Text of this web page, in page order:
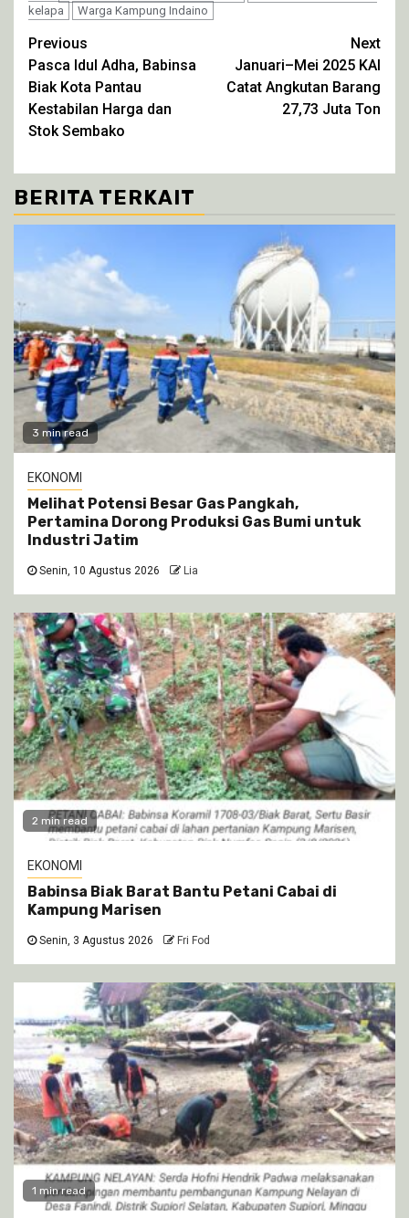
jendela
yang
jendela
yang
jendela
yang
jendela
yang
kelapa
Warga Kampung Indaino
Continue
Reading
Previous
Pasca Idul Adha, Babinsa
Biak Kota Pantau
Kestabilan Harga dan
Stok Sembako
Next
Januari–Mei 2025 KAI
Catat Angkutan Barang
27,73 Juta Ton
BERITA TERKAIT
3 min read
EKONOMI
Melihat Potensi Besar Gas Pangkah,
Pertamina Dorong Produksi Gas Bumi untuk
Industri Jatim
Senin, 10 Agustus 2026 Lia
2 min read
EKONOMI
Babinsa Biak Barat Bantu Petani Cabai di
Kampung Marisen
Senin, 3 Agustus 2026 Fri Fod
1 min read